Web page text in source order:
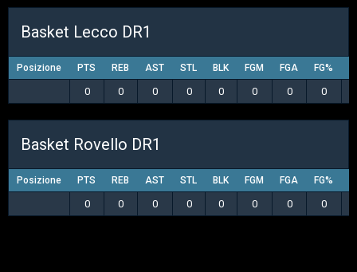
Basket Lecco DR1
Posizione PTS REB AST STL BLK FGM FGA FG%
0 0 0 0 0 0 0 0
Basket Rovello DR1
Posizione PTS REB AST STL BLK FGM FGA FG%
0 0 0 0 0 0 0 0